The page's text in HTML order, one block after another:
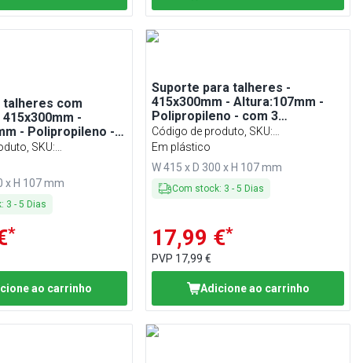
talheres com
-
- Polipropileno -
- incl.
SKU:
x H 107 mm
: 3 -5 Dias
*
ao carrinho
Suporte para talheres -
415x300mm - Altura:107mm -
Polipropileno - com 3
compartimentos - incl. tampa -
Preto
Código de produto, SKU:
BKSGP3#DBKGS3
Em plástico
W 415 x D 300 x H 107 mm
Com stock: 3 - 5 Dias
17,99 €*
PVP 17,99 €
Adicione ao carrinho